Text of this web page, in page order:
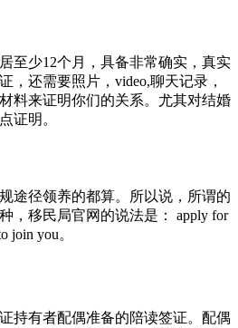
至少12个月，具备非常确实，真实
，还需要照片，video,聊天记录，
料来证明你们的关系。尤其对结婚
证明。
途径领养的都算。所以说，所谓的
，移民局官网的说法是： apply for
join you。
持有者配偶准备的陪读签证。配偶